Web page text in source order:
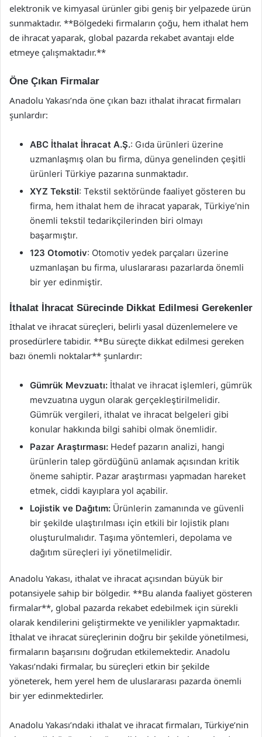
elektronik ve kimyasal ürünler gibi geniş bir yelpazede ürün
sunmaktadır. **Bölgedeki firmaların çoğu, hem ithalat hem
de ihracat yaparak, global pazarda rekabet avantajı elde
etmeye çalışmaktadır.**
Öne Çıkan Firmalar
Anadolu Yakası’nda öne çıkan bazı ithalat ihracat firmaları
şunlardır:
ABC İthalat İhracat A.Ş.: Gıda ürünleri üzerine
uzmanlaşmış olan bu firma, dünya genelinden çeşitli
ürünleri Türkiye pazarına sunmaktadır.
XYZ Tekstil: Tekstil sektöründe faaliyet gösteren bu
firma, hem ithalat hem de ihracat yaparak, Türkiye’nin
önemli tekstil tedarikçilerinden biri olmayı
başarmıştır.
123 Otomotiv: Otomotiv yedek parçaları üzerine
uzmanlaşan bu firma, uluslararası pazarlarda önemli
bir yer edinmiştir.
İthalat İhracat Sürecinde Dikkat Edilmesi Gerekenler
İthalat ve ihracat süreçleri, belirli yasal düzenlemelere ve
prosedürlere tabidir. **Bu süreçte dikkat edilmesi gereken
bazı önemli noktalar** şunlardır:
Gümrük Mevzuatı: İthalat ve ihracat işlemleri, gümrük
mevzuatına uygun olarak gerçekleştirilmelidir.
Gümrük vergileri, ithalat ve ihracat belgeleri gibi
konular hakkında bilgi sahibi olmak önemlidir.
Pazar Araştırması: Hedef pazarın analizi, hangi
ürünlerin talep gördüğünü anlamak açısından kritik
öneme sahiptir. Pazar araştırması yapmadan hareket
etmek, ciddi kayıplara yol açabilir.
Lojistik ve Dağıtım: Ürünlerin zamanında ve güvenli
bir şekilde ulaştırılması için etkili bir lojistik planı
oluşturulmalıdır. Taşıma yöntemleri, depolama ve
dağıtım süreçleri iyi yönetilmelidir.
Anadolu Yakası, ithalat ve ihracat açısından büyük bir
potansiyele sahip bir bölgedir. **Bu alanda faaliyet gösteren
firmalar**, global pazarda rekabet edebilmek için sürekli
olarak kendilerini geliştirmekte ve yenilikler yapmaktadır.
İthalat ve ihracat süreçlerinin doğru bir şekilde yönetilmesi,
firmaların başarısını doğrudan etkilemektedir. Anadolu
Yakası’ndaki firmalar, bu süreçleri etkin bir şekilde
yöneterek, hem yerel hem de uluslararası pazarda önemli
bir yer edinmektedirler.
Anadolu Yakası’ndaki ithalat ve ihracat firmaları, Türkiye’nin